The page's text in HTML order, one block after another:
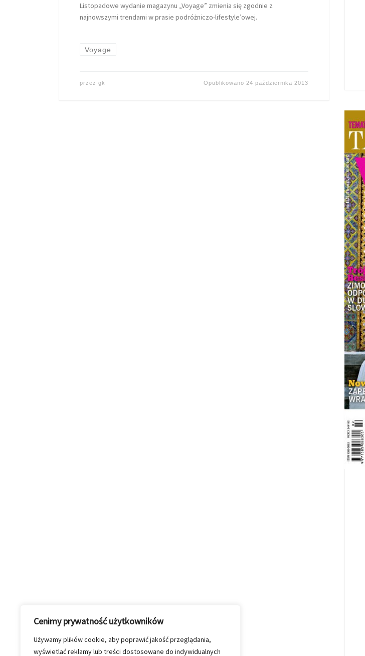
Cenimy prywatność użytkowników
Używamy plików cookie, aby poprawić jakość przeglądania,
wyświetlać reklamy lub treści dostosowane do indywidualnych
Listopadowe wydanie magazynu „Voyage” zmienia się zgodnie z
najnowszymi trendami w prasie podróżniczo-lifestyle’owej.
Voyage
przez gk Opublikowano 24 października 2013